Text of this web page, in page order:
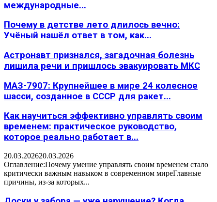
международные...
Почему в детстве лето длилось вечно:
Учёный нашёл ответ в том, как...
Астронавт признался, загадочная болезнь
лишила речи и пришлось эвакуировать МКС
МАЗ-7907: Крупнейшее в мире 24 колесное
шасси, созданное в СССР для ракет...
Как научиться эффективно управлять своим
временем: практическое руководство,
которое реально работает в...
20.03.202620.03.2026
Оглавление:Почему умение управлять своим временем стало
критически важным навыком в современном миреГлавные
причины, из-за которых...